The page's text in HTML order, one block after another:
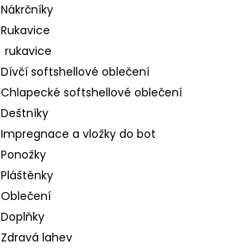
Nákrčníky
Rukavice
rukavice
Dívčí softshellové oblečení
Chlapecké softshellové oblečení
Deštníky
Impregnace a vložky do bot
Ponožky
Pláštěnky
Oblečení
Doplňky
Zdravá lahev